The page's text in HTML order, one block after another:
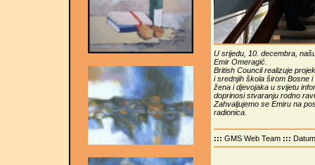
U srijedu, 10. decembra,
Emir Omeragić.
British Council realizuje
i srednjih škola širom Bosne
žena i djevojaka u svijetu
doprinosi stvaranju rodno
Zahvaljujemo se Emiru na
radionica.
::: GMS Web Team :::